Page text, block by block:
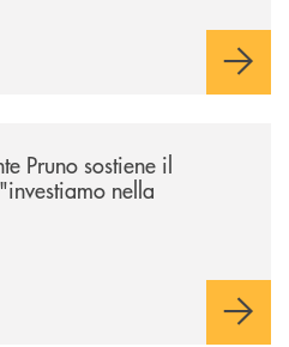
Pruno sostiene il
nella